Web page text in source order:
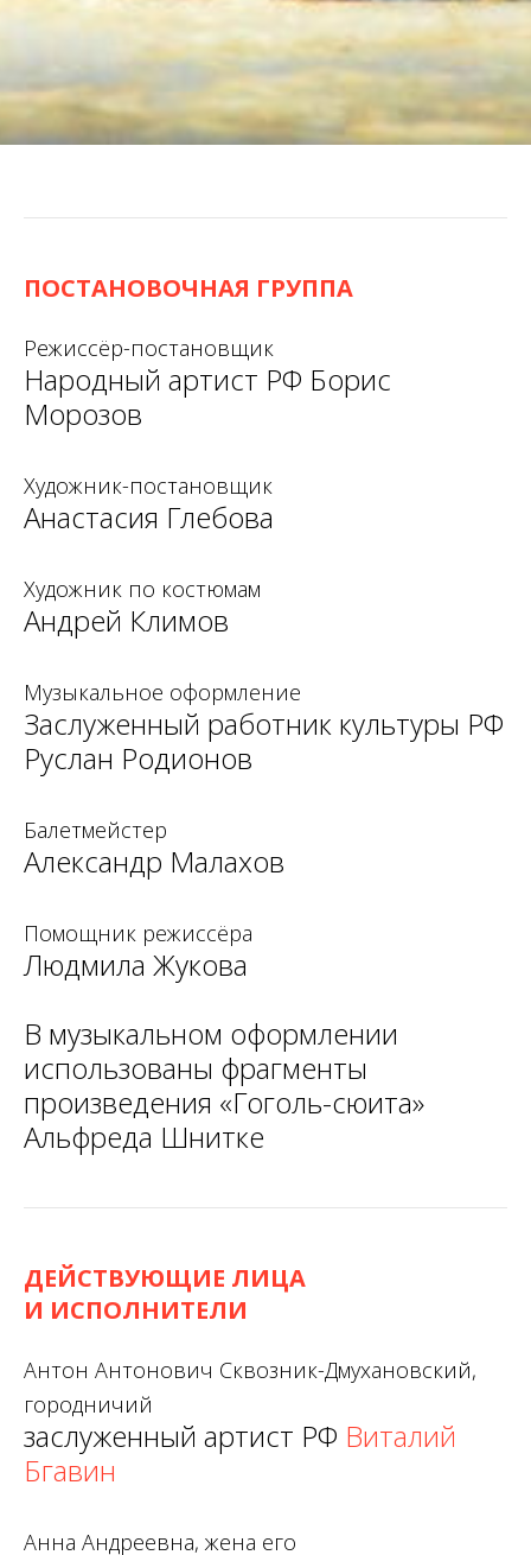
ПОСТАНОВОЧНАЯ ГРУППА
Режиссёр-постановщик
Народный артист РФ Борис
Морозов
Художник-постановщик
Анастасия Глебова
Художник по костюмам
Андрей Климов
Музыкальное оформление
Заслуженный работник культуры РФ
Руслан Родионов
Балетмейстер
Александр Малахов
Помощник режиссёра
Людмила Жукова
В музыкальном оформлении
использованы фрагменты
произведения «Гоголь-сюита»
Альфреда Шнитке
ДЕЙСТВУЮЩИЕ ЛИЦА
И ИСПОЛНИТЕЛИ
Антон Антонович Сквозник-Дмухановский,
городничий
заслуженный артист РФ Виталий
Бгавин
Анна Андреевна, жена его